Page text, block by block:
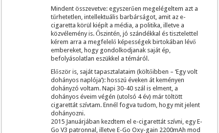
Mindent összevetve: egyszerűen megelégeltem azt a
tűrhetetlen, intellektuális barbárságot, amit az e-
cigaretta körül kiépít a média, a politika, illetve a
közvélemény is. Őszintén, jó szándékkal és tisztelettel
kérem arra a megfelelő képességek birtokában lévő
embereket, hogy gondolkodjanak saját ép,
befolyásolatlan eszükkel a témáról.
Először is, saját tapasztalataim (költőibben – ‘Egy volt
dohányos naplója’): hosszú éveken át keményen
dohányzó voltam. Napi 30-40 szál is elment, a
dohányos éveim végén (utolsó 4 év) már töltött
cigarettát szívtam. Ennél fogva tudom, hogy mit jelent
dohányozni.
2015 Januárjában kezdtem el e-cigarettát szívni, egy E-
Go V3 patronnal, illetve E-Go Oxy-gain 2200mAh mod